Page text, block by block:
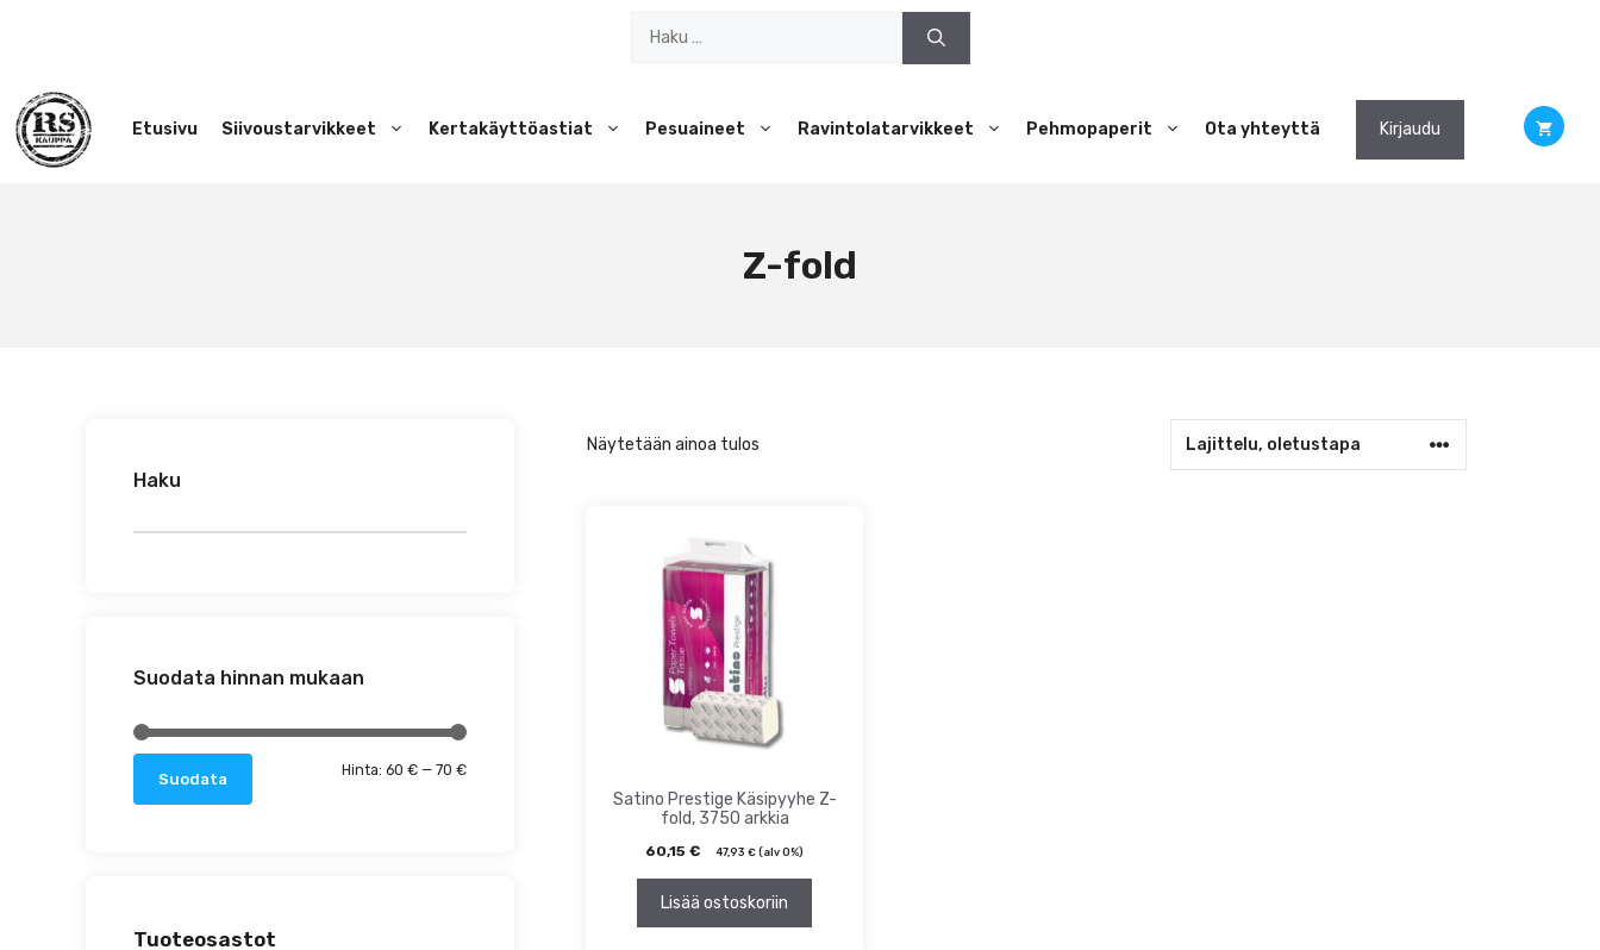
Etusivu Siivoustarvikkeet Kertakäyttöastiat Pesuaineet Ravintolatarvikkeet Pehmopaperit Ota yhteyttä Kirjaudu
Z-fold
Näytetään ainoa tulos
Satino Prestige Käsipyyhe Z-
fold, 3750 arkkia
60,15€ 47,93€ (alv 0%)
Lisää ostoskoriin
Haku
Suodata hinnan mukaan
Minimihinta
Maksimihinta
Suodata Hinta: 60 € — 70 €
Tuoteosastot